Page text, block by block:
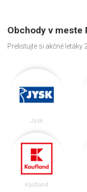
Obchody v meste
Prelistujte si akčné letáky
Jysk
Kaufland